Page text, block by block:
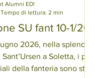
SU fant 10-1/26
2026, nella splendida
a Soletta, i più
della fanteria sono stati
Alumni ED!
Tempo di lettura: 2 min